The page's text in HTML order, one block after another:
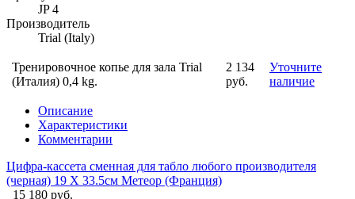
JP 4
Производитель
Trial (Italy)
Тренировочное копье для зала Trial
(Италия) 0,4 kg.
2 134
руб.
Уточните
наличие
Описание
Характеристики
Комментарии
Цифра-кассета сменная для табло любого производителя
(черная) 19 X 33.5см Метеор (Франция)
15 180 руб.